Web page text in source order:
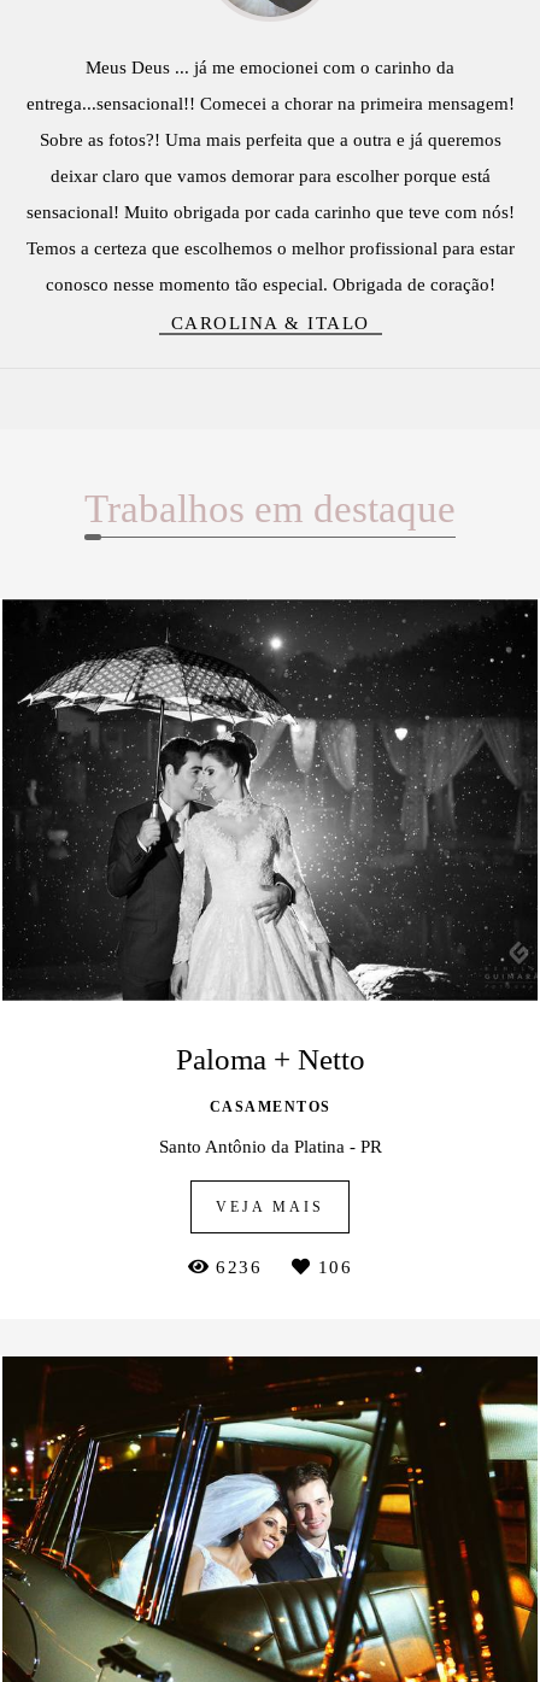
Meus Deus ... já me emocionei com o carinho da
entrega...sensacional!! Comecei a chorar na primeira mensagem!
Sobre as fotos?! Uma mais perfeita que a outra e já queremos
deixar claro que vamos demorar para escolher porque está
sensacional! Muito obrigada por cada carinho que teve com nós!
Temos a certeza que escolhemos o melhor profissional para estar
conosco nesse momento tão especial. Obrigada de coração!
CAROLINA & ITALO
Trabalhos em destaque
Paloma + Netto
CASAMENTOS
Santo Antônio da Platina - PR
VEJA MAIS
6236 106